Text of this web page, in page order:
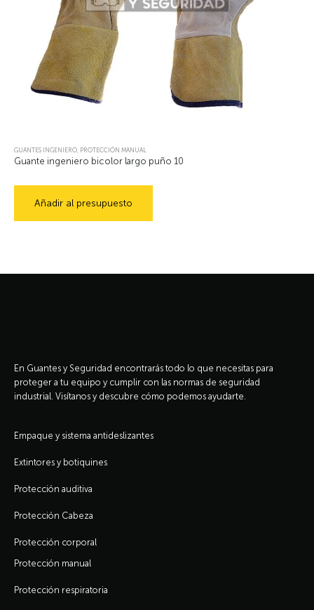
GUANTES INGENIERO, PROTECCIÓN MANUAL
Guante ingeniero bicolor largo puño 10
Añadir al presupuesto
En Guantes y Seguridad encontrarás todo lo que necesitas para
proteger a tu equipo y cumplir con las normas de seguridad
industrial. Visítanos y descubre cómo podemos ayudarte.
Empaque y sistema antideslizantes
Extintores y botiquines
Protección auditiva
Protección Cabeza
Protección corporal
Protección manual
Protección respiratoria